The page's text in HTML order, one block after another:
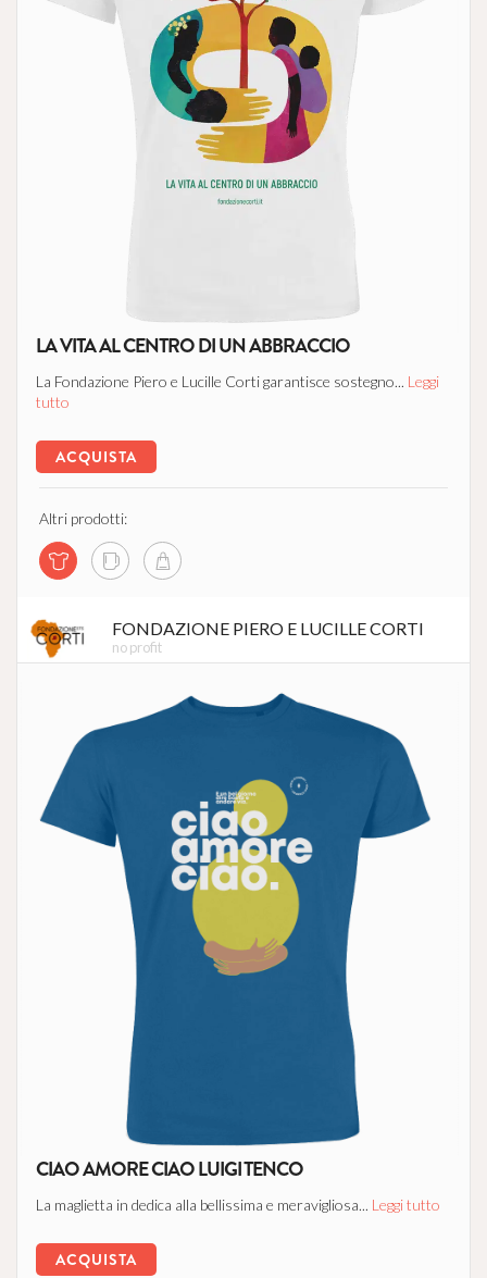
LA VITA AL CENTRO DI UN ABBRACCIO
La Fondazione Piero e Lucille Corti garantisce sostegno... Leggi
tutto
ACQUISTA
Altri prodotti:
FONDAZIONE PIERO E LUCILLE CORTI
no profit
CIAO AMORE CIAO LUIGI TENCO
La maglietta in dedica alla bellissima e meravigliosa... Leggi tutto
ACQUISTA